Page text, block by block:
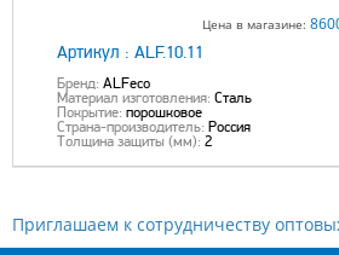
Цена в магазине:
Артикул : ALF.10.11
Бренд: ALFeco
Материал изготовления: Сталь
Покрытие: порошковое
Страна-производитель: Россия
Толщина защиты (мм): 2
Приглашаем к сотрудничеству